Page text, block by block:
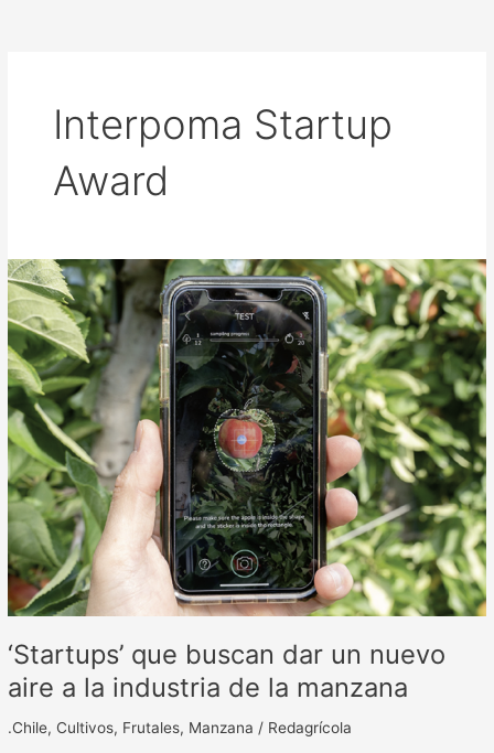
Interpoma Startup
Award
‘Startups’ que buscan dar un nuevo
aire a la industria de la manzana
.Chile, Cultivos, Frutales, Manzana / Redagrícola
‘Startups’
que
buscan
dar
un
nuevo
aire
a
la
industria
de
la
manzana